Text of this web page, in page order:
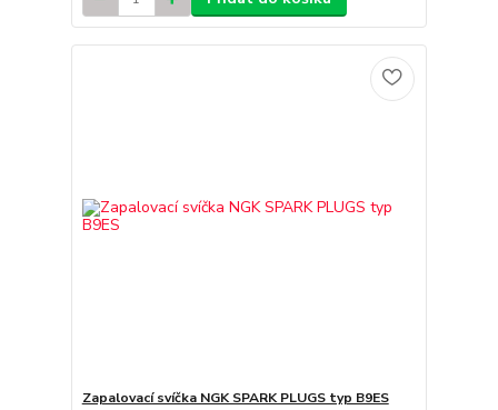
Zapalovací svíčka NGK SPARK PLUGS typ B9ES